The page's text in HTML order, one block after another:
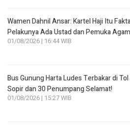
Wamen Dahnil Ansar: Kartel Haji Itu
Pelakunya Ada Ustad dan Pemuka
01/08/2026 | 16:44 WIB
Bus Gunung Harta Ludes Terbakar di
Sopir dan 30 Penumpang Selamat!
01/08/2026 | 15:27 WIB